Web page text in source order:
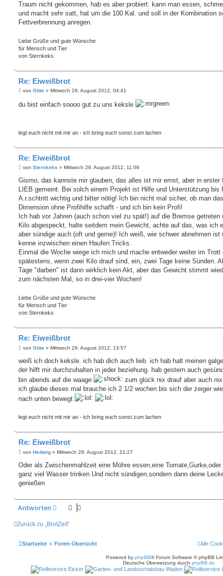
Traum nicht gekommen, hab es aber probiert: kann man essen,
und macht sehr satt, hat um die 100 Kal. und soll in der Kombination
Fettverbrennung anregen.
Liebe Grüße und gute Wünsche
für Mensch und Tier
von Sternkeks
Re: Eiweißbrot
B
i
t
von Gitte » Mittwoch 29. August 2012, 04:41
du bist einfach soooo gut zu uns keksle
legt euch nicht mit mir an - ich bring euch sonst zum lachen
Re: Eiweißbrot
B
i
r
a
von Sternkeks » Mittwoch 29. August 2012, 11:08
Gismo, das kannste mir glauben, das alles ist mir ernst, aber in erster
LIEB gemeint. Bei solch einem Projekt ist Hilfe und Unterstützung bis
A.r.schtritt wichtig und bitter nötig! Ich bin nicht mal sicher, ob man
Dimension ohne Profihilfe schafft - und ich bin kein Profi!
Ich hab vor Jahren (auch schon viel zu spät!) auf die Bremse getreten
Kilo abgespeckt, halte seitdem mein Gewicht, achte auf das, was ich
aber sündige auch (oft und gerne)! Ich weiß, wie schwer abnehmen ist
kenne inzwischen einen Haufen Tricks.
Einmal die Woche wiege ich mich und mache entweder weiter im Trott
spätestens, wenn zwei Kilo drauf sind, ein, zwei Tage keine Sünden.
Tage "darben" ist dann wirklich kein Akt, aber das Gewicht stimmt
zum nächsten Mal, so in drei-vier Wochen!
Liebe Grüße und gute Wünsche
für Mensch und Tier
von Sternkeks
Re: Eiweißbrot
B
i
r
a
g
von Gitte » Mittwoch 29. August 2012, 13:57
weiß ich doch keksle. ich hab dich auch lieb. ich hab halt meinen
der hilft mir durchzuhalten in jeder beziehung. hab gestern auch
bin abends auf die waage
zum glück nix drauf aber auch
ich glaube dieses mal brauche ich 2 1/2 wochen bis sich der zeiger
nach unten bewegt
legt euch nicht mit mir an - ich bring euch sonst zum lachen
Re: Eiweißbrot
B
i
r
a
g
von Hedwig » Mittwoch 29. August 2012, 21:27
Oder als Zwischenmahlzeit eine Möhre essen,eine
ganz viel Wasser trinken Und nicht sündigen,sondern dann deine
genießen
Antworten
Zurück zu „BrotZeit“
Startseite Foren-Übersicht Alle
Powered by phpBB® Forum Software © phpBB
Deutsche Übersetzung durch phpBB.de